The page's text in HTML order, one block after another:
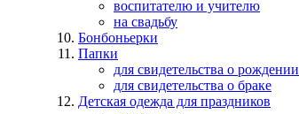
воспитателю и учителю
на свадьбу
Бонбоньерки
Папки
для свидетельства о рождении
для свидетельства о браке
Детская одежда для праздников